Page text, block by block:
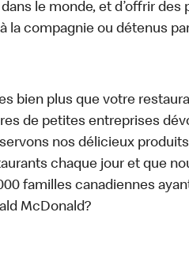
le monde, et d’offrir
la compagnie ou détenus
bien plus que votre
de petites entreprises
servons nos délicieux
chaque jour et que
familles canadiennes
McDonald?